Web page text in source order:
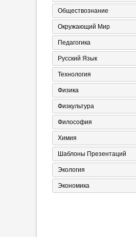
Обществознание
Окружающий Мир
Педагогика
Русский Язык
Технология
Физика
Физкультура
Философия
Химия
Шаблоны Презентаций
Экология
Экономика